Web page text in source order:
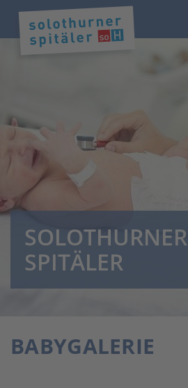
SOLOTHURNER
SPITÄLER
BABYGALERIE